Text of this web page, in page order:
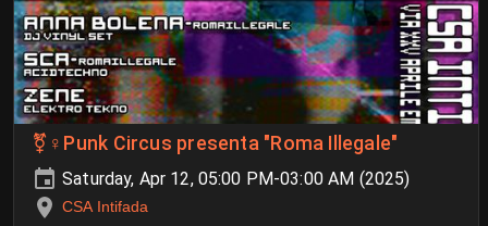
⚧️♀️Punk Circus presenta "Roma Illegale"
Saturday, Apr 12, 05:00 PM-03:00 AM (2025)
CSA Intifada